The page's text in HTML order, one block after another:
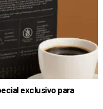
exclusivo para